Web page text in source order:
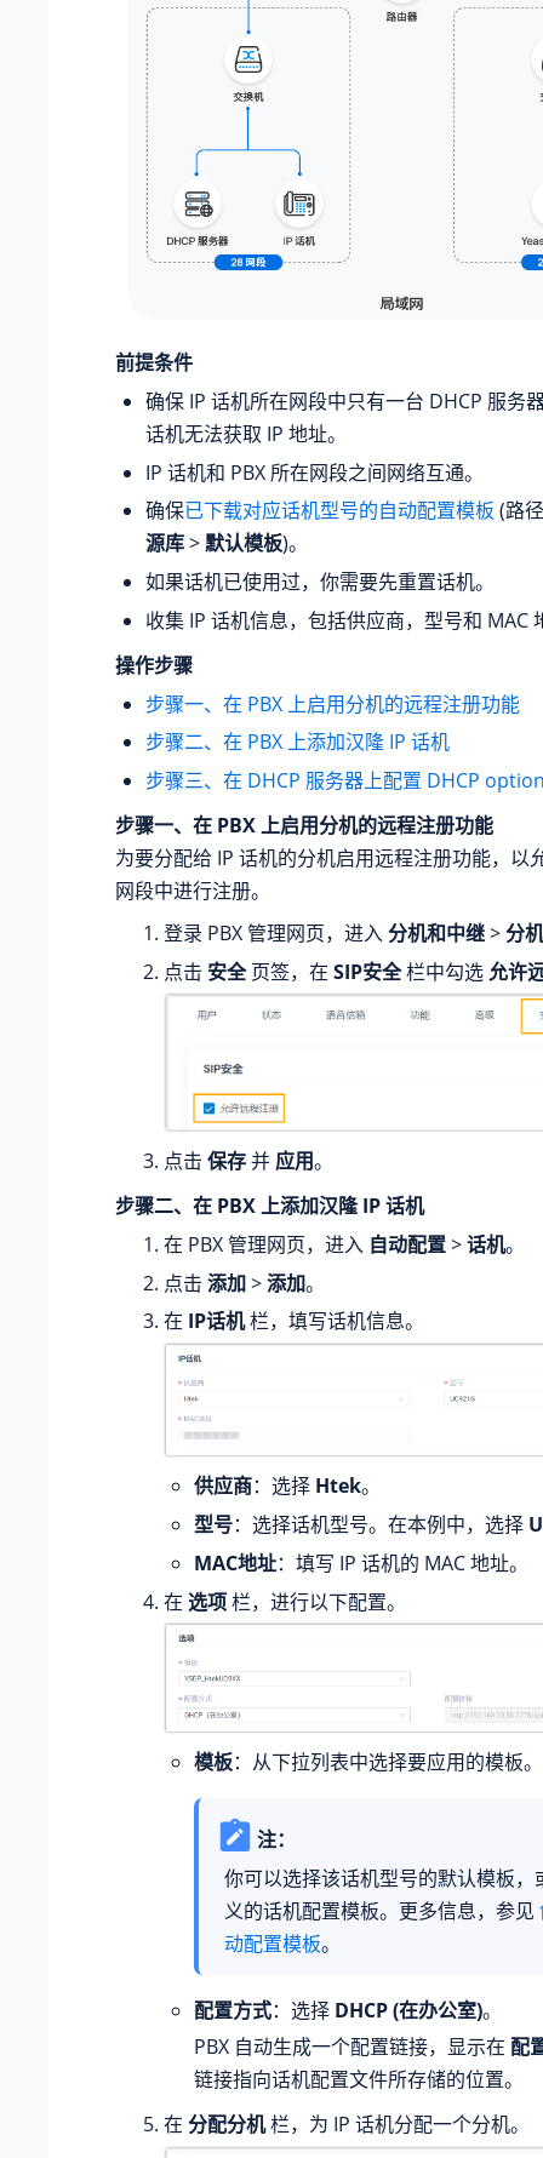
前提条件
确保 IP 话机所在网段中只有一台 DHCP 服务
话机无法获取 IP 地址。
IP 话机和 PBX 所在网段之间网络互通。
确保已下载对应话机型号的自动配置模板 (路
源库> 默认模板)。
如果话机已使用过，你需要先重置话机。
收集 IP 话机信息，包括供应商，型号和 MAC
操作步骤
步骤一、在 PBX 上启用分机的远程注册功能
步骤二、在 PBX 上添加汉隆 IP 话机
步骤三、在 DHCP 服务器上配置 DHCP
步骤一、在 PBX 上启用分机的远程注册功能
为要分配给 IP 话机的分机启用远程注册功能，以
网段中进行注册。
登录 PBX 管理网页，进入分机和中继>分机
点击 安全页签，在 SIP安全栏中勾选允许
点击 保存并 应用。
步骤二、在 PBX 上添加汉隆 IP 话机
在 PBX 管理网页，进入 自动配置>话机。
点击 添加>添加。
在 IP话机栏，填写话机信息。
供应商：选择 Htek。
型号：选择话机型号。在本例中，选择
MAC地址：填写 IP 话机的 MAC 地址。
在 选项栏，进行以下配置。
模板：从下拉列表中选择要应用的模板。
注：
你可以选择该话机型号的默认模板，
义的话机配置模板。更多信息，参见
动配置模板。
配置方式：选择 DHCP (在办公室)。
PBX 自动生成一个配置链接，显示在 配
链接指向话机配置文件所存储的位置。
在 分配分机栏，为 IP 话机分配一个分机。